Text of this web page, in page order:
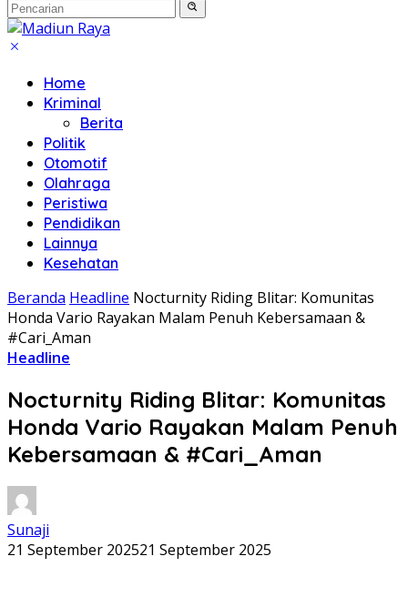
Home
Kriminal
Berita
Politik
Otomotif
Olahraga
Peristiwa
Pendidikan
Lainnya
Kesehatan
Beranda Headline Nocturnity Riding Blitar: Komunitas
Honda Vario Rayakan Malam Penuh Kebersamaan &
#Cari_Aman
Headline
Nocturnity Riding Blitar: Komunitas
Honda Vario Rayakan Malam Penuh
Kebersamaan & #Cari_Aman
Sunaji
21 September 202521 September 2025